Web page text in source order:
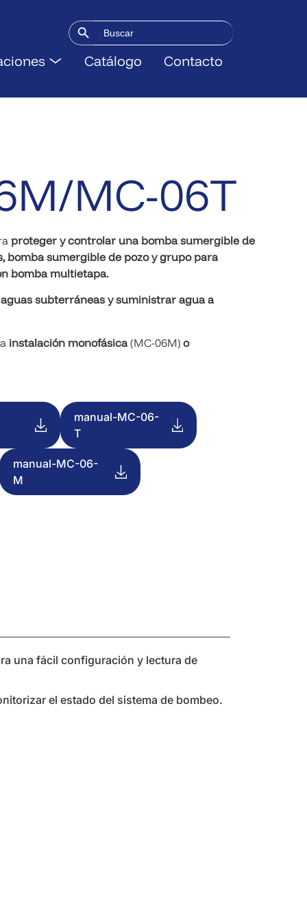
Buscar:
Botón de búsqueda
Catálogo Contacto
MC-06T
proteger y controlar una bomba sumergible de
bomba sumergible de pozo y grupo para
bomba multietapa.
subterráneas y suministrar agua a
instalación monofásica (MC-06M)o
manual-MC-06-
T
manual-MC-06-
M
una fácil configuración y lectura de
el estado del sistema de bombeo.